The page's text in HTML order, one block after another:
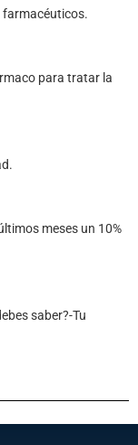
farmacéuticos.
para tratar la
meses un 10%
saber?-Tu